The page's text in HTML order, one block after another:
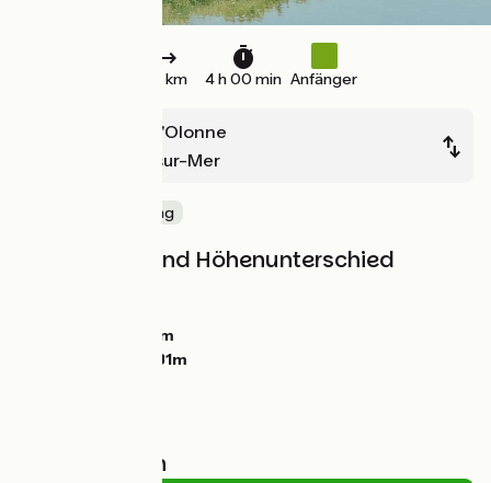
44 km 4 h 00 min Anfänger
Les Sables-d'Olonne
La Tranche-sur-Mer
Die Küste entlang
Steigungen und Höhenunterschied
0m
31m
Straßentypen